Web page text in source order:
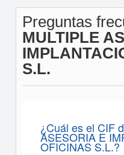
Preguntas
MULTIPLE
S.L.
¿Cuál es el CIF
ASESORIA E
OFICINAS S.L.?